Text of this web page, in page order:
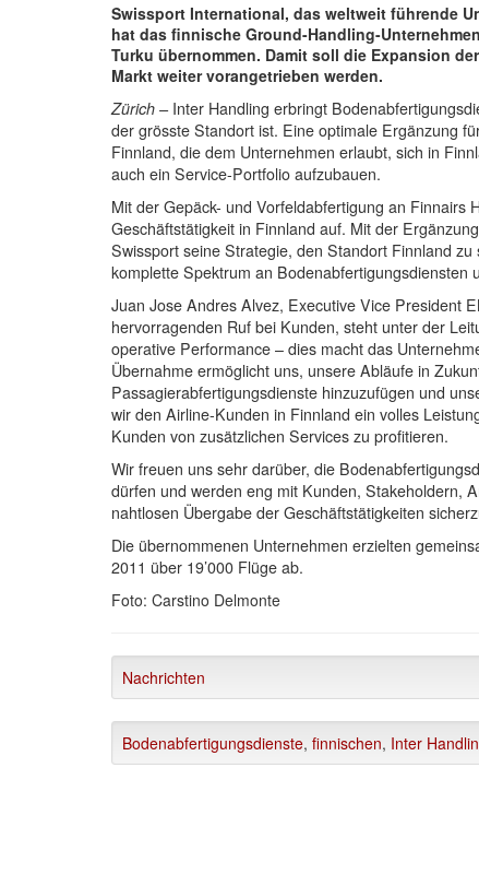
Swissport International, das weltweit führende
hat das finnische Ground-Handling-
Turku übernommen. Damit soll die Expansion
Markt weiter vorangetrieben werden.
Zürich – Inter Handling erbringt
der grösste Standort ist. Eine optimale Ergänzung
Finnland, die dem Unternehmen erlaubt, sich in
auch ein Service-Portfolio aufzubauen.
Mit der Gepäck- und Vorfeldabfertigung an Finnairs
Geschäftstätigkeit in Finnland auf. Mit der
Swissport seine Strategie, den Standort Finnland
komplette Spektrum an Bodenabfertigungsdiensten
Juan Jose Andres Alvez, Executive Vice President
hervorragenden Ruf bei Kunden, steht unter der
operative Performance – dies macht das
Übernahme ermöglicht uns, unsere Abläufe in
Passagierabfertigungsdienste hinzuzufügen und
wir den Airline-Kunden in Finnland ein volles
Kunden von zusätzlichen Services zu profitieren.
Wir freuen uns sehr darüber, die
dürfen und werden eng mit Kunden, Stakeholdern,
nahtlosen Übergabe der Geschäftstätigkeiten
Die übernommenen Unternehmen erzielten
2011 über 19’000 Flüge ab.
Foto: Carstino Delmonte
Nachrichten
Bodenabfertigungsdienste, finnischen, Inter